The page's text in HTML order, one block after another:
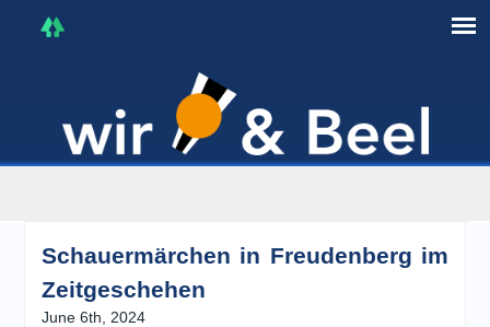
Schauermärchen in Freudenberg im
Zeitgeschehen
June 6th, 2024